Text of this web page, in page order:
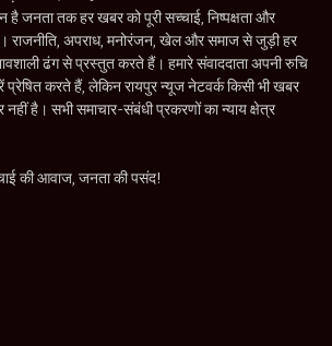
है जनता तक हर खबर को पूरी सच्चाई, निष्पक्षता और
राजनीति, अपराध, मनोरंजन, खेल और समाज से जुड़ी हर
ढंग से प्रस्तुत करते हैं। हमारे संवाददाता अपनी रुचि
प्रेषित करते हैं, लेकिन रायपुर न्यूज नेटवर्क किसी भी खबर
नहीं है। सभी समाचार-संबंधी प्रकरणों का न्याय क्षेत्र
की आवाज, जनता की पसंद!